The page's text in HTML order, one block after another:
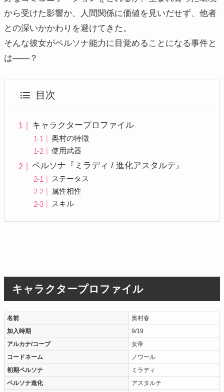
から受けた影響か、人間関係に価値を見いだせず、他者
との深いかかわりを避けてきた。
そんな彼女がペルソナ能力に目覚めることになる事件と
は——？
目次
キャラクタープロファイル
奥村の特徴
使用武器
ペルソナ『ミラディ / 進化アスタルテ』
ステータス
属性相性
スキル
キャラクタープロファイル
名前
奥村春
加入時期
9/19
アルカナ/コープ
女帝
コードネーム
ノワール
初期ペルソナ
ミラディ
ペルソナ進化
アスタルテ